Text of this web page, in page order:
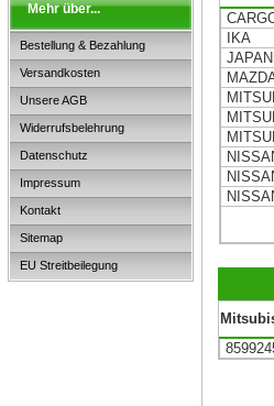
Mehr über...
Bestellung & Bezahlung
Versandkosten
Unsere AGB
Widerrufsbelehrung
Datenschutz
Impressum
Kontakt
Sitemap
EU Streitbeilegung
IKA